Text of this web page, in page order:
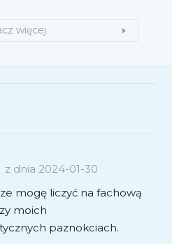
więcej
z dnia 2024-01-30
mogę liczyć na fachową
moich
paznokciach.